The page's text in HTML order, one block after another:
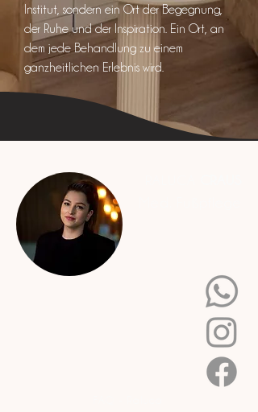
Institut, sondern ein Ort der Begegnung,
der Ruhe und der Inspiration. Ein Ort, an
dem jede Behandlung zu einem
ganzheitlichen Erlebnis wird.